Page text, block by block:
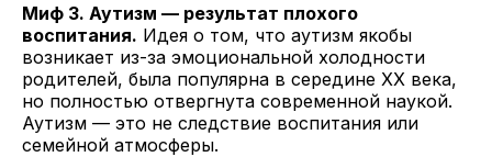
Миф 3. Аутизм — результат плохого
воспитания. Идея о том, что аутизм якобы
возникает из-за эмоциональной холодности
родителей, была популярна в середине XX века,
но полностью отвергнута современной наукой.
Аутизм — это не следствие воспитания или
семейной атмосферы.